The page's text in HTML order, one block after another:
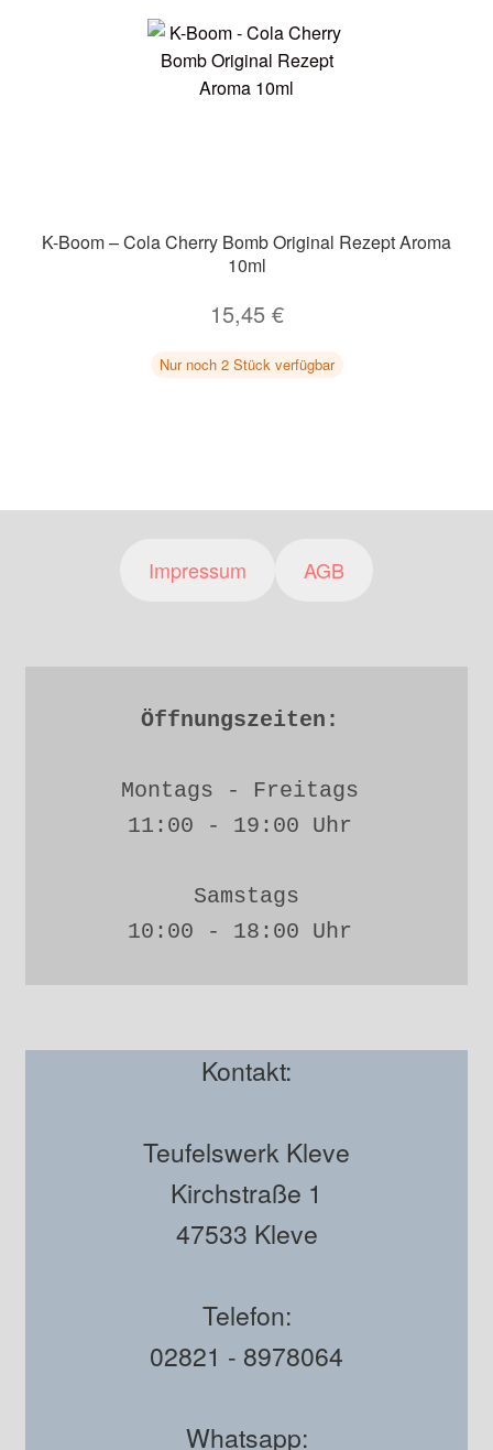
K-Boom – Cola Cherry Bomb Original Rezept Aroma
10ml
15,45 €
Nur noch 2 Stück verfügbar
Impressum AGB
Öffnungszeiten:
Montags - Freitags
11:00 - 19:00 Uhr
Samstags
10:00 - 18:00 Uhr
Kontakt:
Teufelswerk Kleve
Kirchstraße 1
47533 Kleve
Telefon:
02821 - 8978064
Whatsapp: